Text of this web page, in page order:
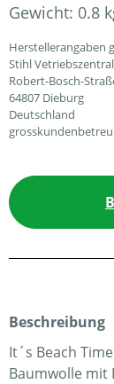
Gewicht: 0.8
Herstellerangaben
Stihl
Robert-Bosch-
64807 Dieburg
Deutschland
Beschreibung
It´s Beach
Baumwolle mit